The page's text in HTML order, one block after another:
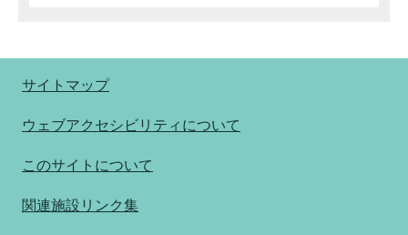
サイトマップ
ウェブアクセシビリティについて
このサイトについて
関連施設リンク集